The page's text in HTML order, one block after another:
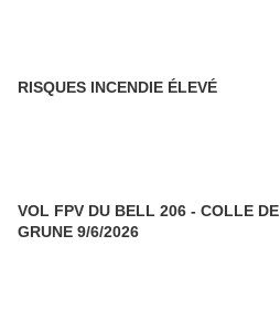
RISQUES INCENDIE ÉLEVÉ
VOL FPV DU BELL 206 - COLLE DE
GRUNE 9/6/2026